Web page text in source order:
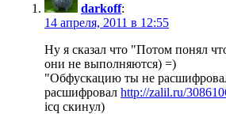
darkoff:
14 апреля, 2011 в 12:55
Ну я сказал что "Потом понял
они не выполняются) =)
"Обфускацию ты не
расшифровал http://zalil.ru/
icq скинул)